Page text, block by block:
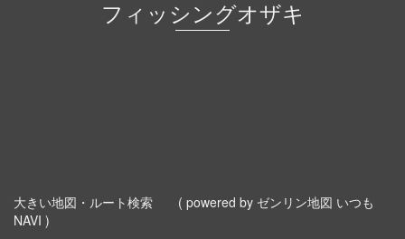
フィッシングオザキ
大きい地図・ルート検索
( powered by ゼンリン地図 いつも
NAVI )